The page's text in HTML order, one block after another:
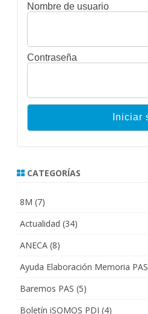
Nombre de usuario
Contraseña
CATEGORÍAS
8M (7)
Actualidad (34)
ANECA (8)
Ayuda Elaboración Memoria PAS
Baremos PAS (5)
Boletín iSOMOS PDI (4)